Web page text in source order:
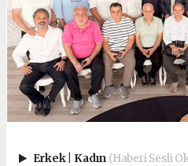
Erkek Kadın (Haberi Sesli